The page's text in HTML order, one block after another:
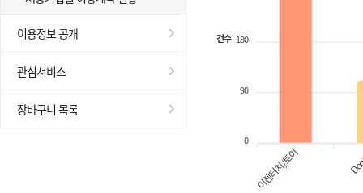
이용정보 공개
관심서비스
장바구니 목록
180
90
0
건수
이젠터치/토이